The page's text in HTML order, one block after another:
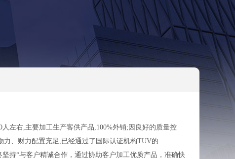
左右,主要加工生产客供产品,100%外销;因良好的质量控
、财力配置充足,已经通过了国际认证机构TUV的
持“与客户精诚合作，通过协助客户加工优质产品，准确快